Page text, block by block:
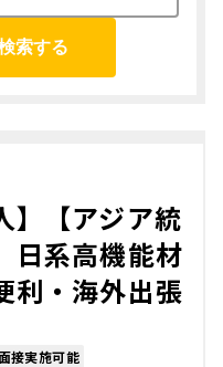
索する
】【アジア統
日系高機能材
利・海外出張
接実施可能